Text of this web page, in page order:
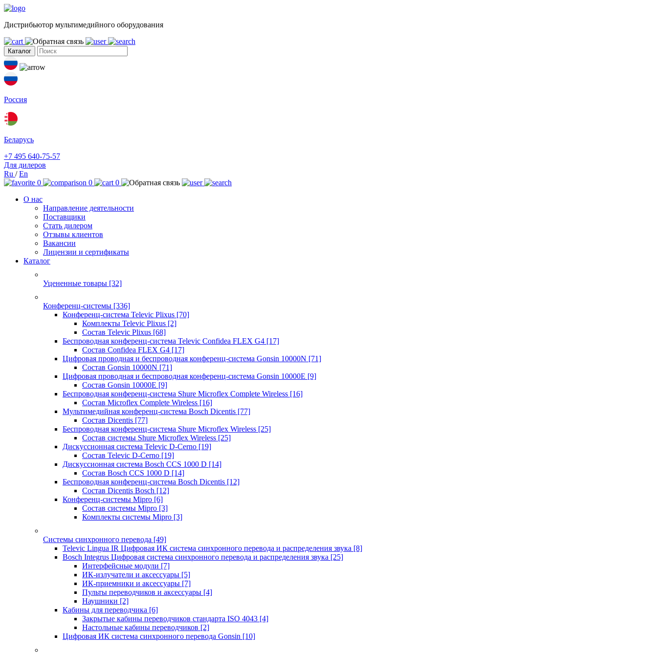
Дистрибьютор мультимедийного оборудования
Каталог
Россия
Беларусь
+7 495 640-75-57
Для дилеров
Ru /En
0
0
0
О нас
Направление деятельности
Поставщики
Стать дилером
Отзывы клиентов
Вакансии
Лицензии и сертификаты
Каталог
Уцененные товары [32]
Конференц-системы [336]
Конференц-система Televic Plixus [70]
Комплекты Televic Plixus [2]
Состав Televic Plixus [68]
Беспроводная конференц-система Televic Confidea FLEX G4 [17]
Состав Confidea FLEX G4 [17]
Цифровая проводная и беспроводная конференц-система Gonsin 10000N [71]
Состав Gonsin 10000N [71]
Цифровая проводная и беспроводная конференц-система Gonsin 10000E [9]
Состав Gonsin 10000E [9]
Беспроводная конференц-система Shure Microflex Complete Wireless [16]
Состав Microflex Complete Wireless [16]
Мультимедийная конференц-система Bosch Dicentis [77]
Состав Dicentis [77]
Беспроводная конференц-система Shure Microflex Wireless [25]
Состав системы Shure Microflex Wireless [25]
Дискуссионная система Televic D-Cerno [19]
Состав Televic D-Cerno [19]
Дискуссионная система Bosch CCS 1000 D [14]
Состав Bosch CCS 1000 D [14]
Беспроводная конференц-система Bosch Dicentis [12]
Состав Dicentis Bosch [12]
Конференц-системы Mipro [6]
Состав системы Mipro [3]
Комплекты системы Mipro [3]
Системы синхронного перевода [49]
Televic Lingua IR Цифровая ИК система синхронного перевода и распределения звука [8]
Bosch Integrus Цифровая система синхронного перевода и распределения звука [25]
Интерфейсные модули [7]
ИК-излучатели и аксессуары [5]
ИК-приемники и аксессуары [7]
Пульты переводчиков и аксессуары [4]
Наушники [2]
Кабины для переводчика [6]
Закрытые кабины переводчиков стандарта ISO 4043 [4]
Настольные кабины переводчиков [2]
Цифровая ИК система синхронного перевода Gonsin [10]